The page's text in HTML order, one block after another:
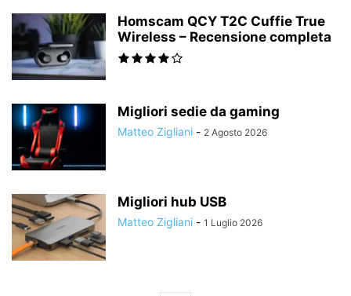
Homscam QCY T2C Cuffie True
Wireless – Recensione completa
Migliori sedie da gaming
Matteo Zigliani - 2 Agosto 2026
Migliori hub USB
Matteo Zigliani - 1 Luglio 2026